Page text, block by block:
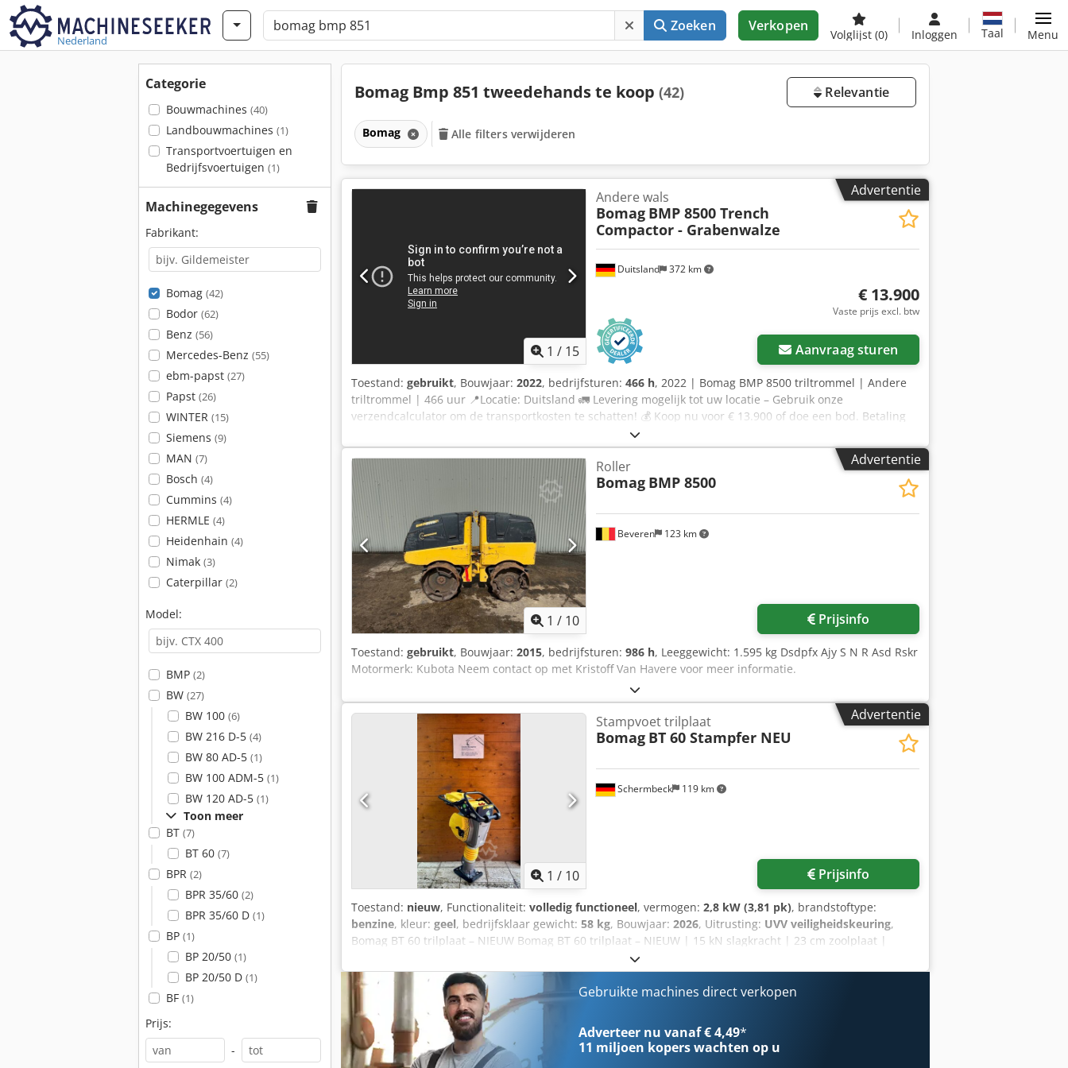
Nederland
Zoeken Verkopen
Volglijst (0) Inloggen Taal Menu
Categorie
Bouwmachines (40)
Landbouwmachines (1)
Transportvoertuigen en
Bedrijfsvoertuigen (1)
Machinegegevens
Fabrikant:
Bomag (42)
Bodor (62)
Benz (56)
Mercedes-Benz (55)
ebm-papst (27)
Papst (26)
WINTER (15)
Siemens (9)
MAN (7)
Bosch (4)
Cummins (4)
HERMLE (4)
Heidenhain (4)
Nimak (3)
Caterpillar (2)
Model:
BMP (2)
BW (27)
BW 100 (6)
BW 216 D-5 (4)
BW 80 AD-5 (1)
BW 100 ADM-5 (1)
BW 120 AD-5 (1)
Toon meer
BT (7)
BT 60 (7)
BPR (2)
BPR 35/60 (2)
BPR 35/60 D (1)
BP (1)
BP 20/50 (1)
BP 20/50 D (1)
BF (1)
Prijs:
-
Bomag Bmp 851 tweedehands te koop (42) Relevantie
Bomag Alle filters verwijderen
Advertentie
1 / 15
Duitsland 372 km
Andere wals
Bomag BMP 8500 Trench
Compactor - Grabenwalze
€ 13.900
Vaste prijs excl. btw
Aanvraag sturen
Toestand: gebruikt, Bouwjaar: 2022, bedrijfsturen: 466 h, 2022 | Bomag BMP 8500 triltrommel | Andere
triltrommel | 466 uur 📍Locatie: Duitsland 🚛 Levering mogelijk tot uw locatie – Gebruik onze
verzendcalculator om de transportkosten te schatten! 💰 Koop nu voor € 13.900 of doe een bod. Betaling
bij levering mogelijk tegen een betaalbare vergoeding (onder voorbehoud van goedkeuring)* 👷‍♂️
Geïnspecteerd door een onafhankelijke expert 27 inspectiepunten, 27 goedgekeurd ✅, 0 gebreken ℹ️, 0
kosten ⚠️ 📌 Opmerking van de inspecteur: Geen gebreken geconstateerd 📄 Wilt u de volledige inspectie,
extra foto's of een video bekijken? Tip: Het referentienummer "40835 Equippo" wordt vaak gebruikt bij het
opzoeken van meer details online. 💡 Waarom deze machine en onze service uitblinken: ✔ Grondige
inspectie door professionals Dedpfx Ajy Sa Hned Rekr ✔ Levering op de werklocatie mogelijk ✔ Geld-
terug-garantie ✔ Veilige en flexibele betalingsmogelijkheden 🔄 Overweegt u andere opties voor
machines? Wij bieden handige hulpmiddelen en bronnen voor alle eigenaren en gebruikers van machines
– gemakkelijk toegankelijk op ons platform.
Advertentie
1 / 10
Beveren 123 km
Roller
Bomag BMP 8500
Prijsinfo
Toestand: gebruikt, Bouwjaar: 2015, bedrijfsturen: 986 h, Leeggewicht: 1.595 kg Dsdpfx Ajy S N R Asd Rskr
Motormerk: Kubota Neem contact op met Kristoff Van Havere voor meer informatie.
Advertentie
1 / 10
Schermbeck 119 km
Stampvoet trilplaat
Bomag BT 60 Stampfer NEU
Prijsinfo
Toestand: nieuw, Functionaliteit: volledig functioneel, vermogen: 2,8 kW (3,81 pk), brandstoftype:
benzine, kleur: geel, bedrijfsklaar gewicht: 58 kg, Bouwjaar: 2026, Uitrusting: UVV veiligheidskeuring,
Bomag BT 60 trilplaat – NIEUW Bomag BT 60 trilplaat – NIEUW | 15 kN slagkracht | 23 cm zoolplaat |
Honda-benzinemotor GXR 120 | Urenteller & toerenteller Artikelnummer: 54100071 Technische gegevens:
Fabrikant: Bomag Model: BT 60 Staat: NIEUW Bedrijfsgewicht: 58 kg Slagkracht: 15 kN Zoolplaatbreedte: 23
cm Motor: Honda GXR 120 benzinemotor Motorvermogen: 2,8 kW Brandstof: Benzine Startsysteem:
Omkeerstarter Belangrijkste kenmerken & uitrusting: - Compacte trilplaat voor nauwkeurig
verdichtingswerk - Robuuste constructie – ideaal voor dagelijks gebruik op de bouwplaats Dkedpfx
Ajzrdbyjd Rsr - 23 cm zoolplaat – optimaal voor smalle sleuven en randgebieden - Honda-benzinemotor –
betrouwbaar en onderhoudsvriendelijk - Geïntegreerde urenteller en toerenteller - Geproduceerd door
Gebruikte machines direct verkopen
Adverteer nu vanaf € 4,49*
11 miljoen koperswachten op u